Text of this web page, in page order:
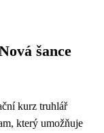
šance
kurz truhlář
který umožňuje